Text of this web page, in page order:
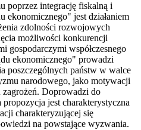
poprzez integrację fiskalną i
ekonomicznego" jest działaniem
zdolności rozwojowych
możliwości konkurencji
gospodarczymi współczesnego
ekonomicznego" prowadzi
poszczególnych państw w walce
narodowego, jako motywacji
zagrożeń. Doprowadzi do
propozycja jest charakterystyczna
charakteryzującej się
na powstające wyzwania.